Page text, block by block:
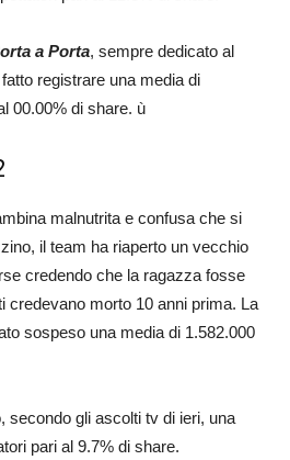
a Porta, sempre dedicato al
registrare una media di
00.00% di share. ù
malnutrita e confusa che si
il team ha riaperto un vecchio
credendo che la ragazza fosse
credevano morto 10 anni prima. La
sospeso una media di 1.582.000
secondo gli ascolti tv di ieri, una
pari al 9.7% di share.